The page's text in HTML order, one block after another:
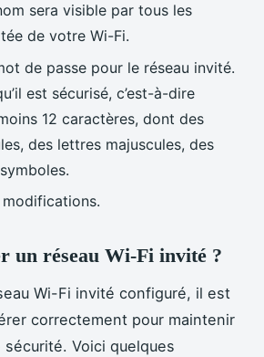
sera visible par tous les
de votre Wi-Fi.
de passe pour le réseau invité.
est sécurisé, c’est-à-dire
12 caractères, dont des
des lettres majuscules, des
un réseau Wi-Fi invité ?
Wi-Fi invité configuré, il est
correctement pour maintenir
sécurité. Voici quelques